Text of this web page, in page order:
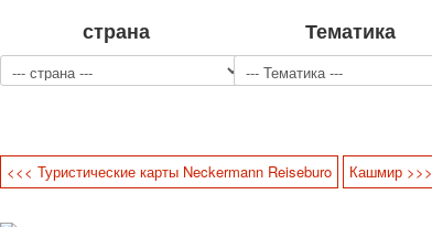
страна Тематика
<<< Туристические карты Neckermann Reiseburo Кашмир >>>